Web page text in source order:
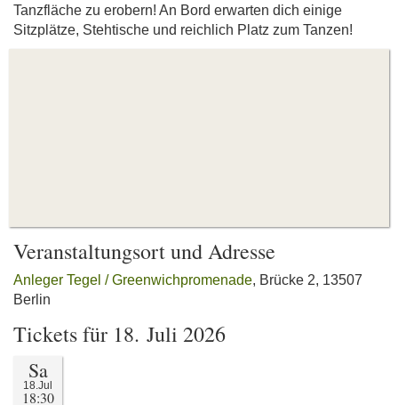
Tanzfläche zu erobern! An Bord erwarten dich einige
Sitzplätze, Stehtische und reichlich Platz zum Tanzen!
Veranstaltungsort und Adresse
Anleger Tegel / Greenwichpromenade, Brücke 2, 13507
Berlin
Tickets für 18. Juli 2026
Sa
18.Jul
18:30